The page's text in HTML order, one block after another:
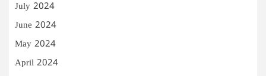
July 2024
June 2024
May 2024
April 2024